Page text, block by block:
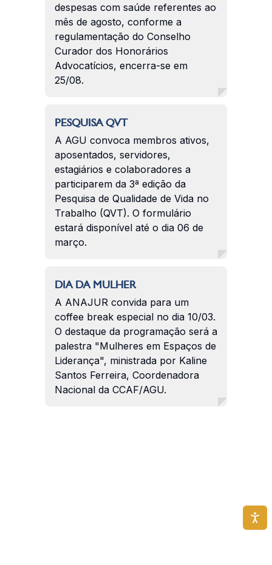
despesas com saúde referentes ao
mês de agosto, conforme a
regulamentação do Conselho
Curador dos Honorários
Advocatícios, encerra-se em
25/08.
PESQUISA QVT
A AGU convoca membros ativos,
aposentados, servidores,
estagiários e colaboradores a
participarem da 3ª edição da
Pesquisa de Qualidade de Vida no
Trabalho (QVT). O formulário
estará disponível até o dia 06 de
março.
DIA DA MULHER
A ANAJUR convida para um
coffee break especial no dia 10/03.
O destaque da programação será a
palestra "Mulheres em Espaços de
Liderança", ministrada por Kaline
Santos Ferreira, Coordenadora
Nacional da CCAF/AGU.